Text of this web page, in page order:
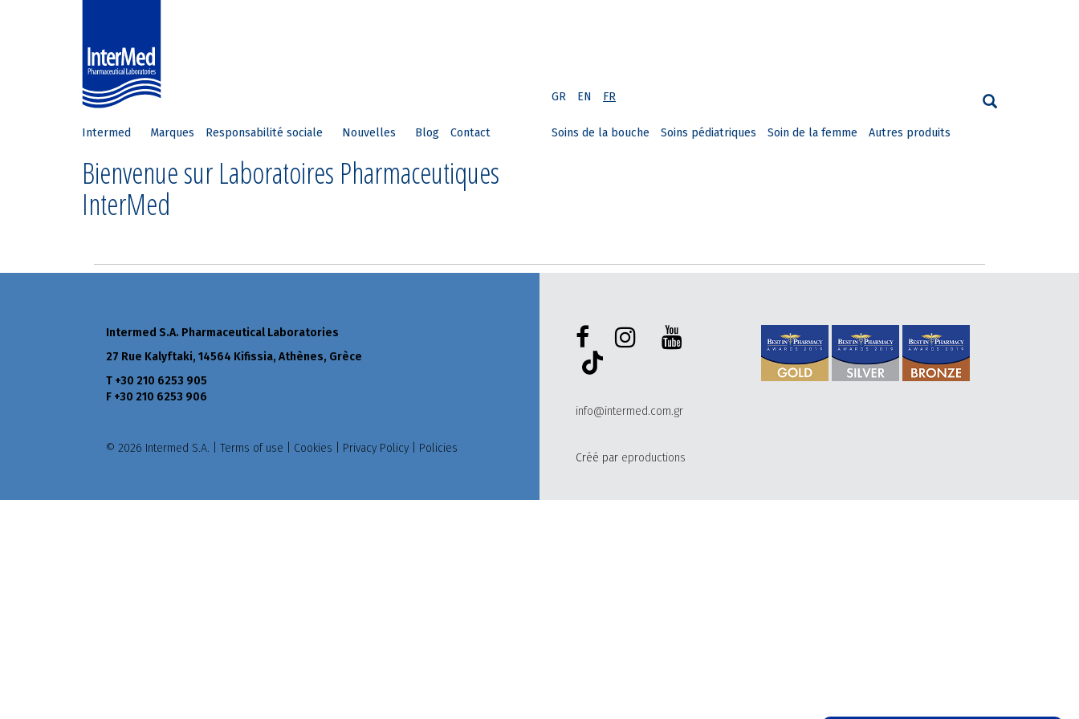
GR EN FR
Intermed Marques Responsabilité sociale Nouvelles Blog Contact
Bienvenue sur Laboratoires Pharmaceutiques
InterMed
Soins de la bouche Soins pédiatriques Soin de la femme Autres produits
Intermed S.A. Pharmaceutical Laboratories
27 Rue Kalyftaki, 14564 Kifissia, Athènes, Grèce
Τ +30 210 6253 905
F +30 210 6253 906
© 2026 Intermed S.A. | Terms of use Cookies Privacy Policy Policies
info@intermed.com.gr
Créé par eproductions